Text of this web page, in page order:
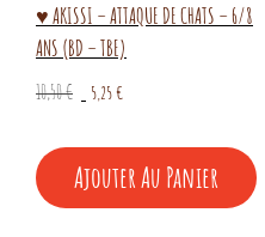
♥ AKISSI – ATTAQUE DE CHATS – 6/8
ANS (BD – TBE)
10,50€
Le
initial
était :
10,50 €.
5,25€
actuel
est :
5,25 €.
Ajouter Au Panier